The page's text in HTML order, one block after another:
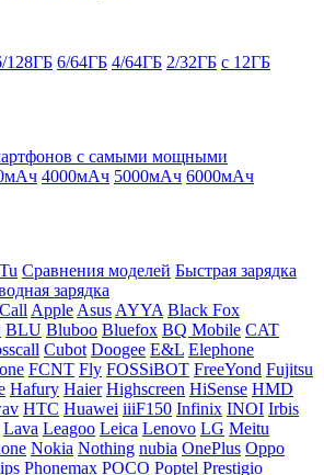
128ГБ 6/64ГБ 4/64ГБ 2/32ГБ с 12ГБ
с самыми мощными
4000мАч 5000мАч 6000мАч
Сравнения моделей Быстрая зарядка
зарядка
Apple Asus AYYA Black Fox
BLU Bluboo Bluefox BQ Mobile CAT
Cubot Doogee E&L Elephone
FCNT Fly FOSSiBOT FreeYond Fujitsu
Hafury Haier Highscreen HiSense HMD
HTC Huawei iiiF150 Infinix INOI Irbis
Lava Leagoo Leica Lenovo LG Meitu
Nokia Nothing nubia OnePlus Oppo
Phonemax POCO Poptel Prestigio